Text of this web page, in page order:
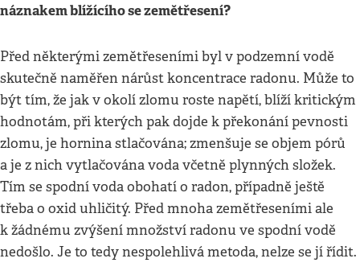
náznakem blížícího se zemětřesení?
Před některými zemětřeseními byl v podzemní vodě
skutečně naměřen nárůst koncentrace radonu. Může to
být tím, že jak v okolí zlomu roste napětí, blíží kritickým
hodnotám, při kterých pak dojde k překonání pevnosti
zlomu, je hornina stlačována; zmenšuje se objem pórů
a je z nich vytlačována voda včetně plynných složek.
Tím se spodní voda obohatí o radon, případně ještě
třeba o oxid uhličitý. Před mnoha zemětřeseními ale
k žádnému zvýšení množství radonu ve spodní vodě
nedošlo. Je to tedy nespolehlivá metoda, nelze se jí řídit.